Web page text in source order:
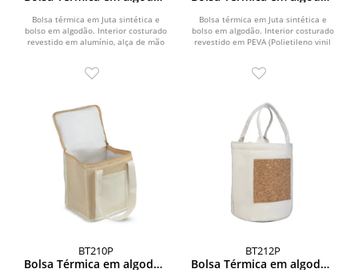
(34x34x16cm)
Bolsa térmica em Juta sintética e
bolso em algodão. Interior costurado
revestido em alumínio, alça de mão
(24x30x20cm)
Bolsa térmica em Juta sintética e
bolso em algodão. Interior costurado
revestido em PEVA (Polietileno vinil
BT210P
Bolsa Térmica em algodão
BT212P
Bolsa Térmica em algodão